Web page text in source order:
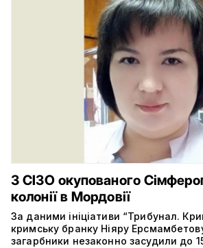
З СІЗО окупованого
колонії в Мордовії
За даними ініціативи “Трибунал.
кримську бранку Ніяру
загарбники незаконно засудили до